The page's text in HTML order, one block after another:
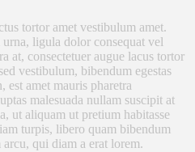
tortor amet vestibulum amet.
ligula dolor consequat vel
at, consectetuer augue lacus tortor
vestibulum, bibendum egestas
est amet mauris pharetra
malesuada nullam suscipit at
ut aliquam ut pretium habitasse
turpis, libero quam bibendum
qui diam a erat lorem.